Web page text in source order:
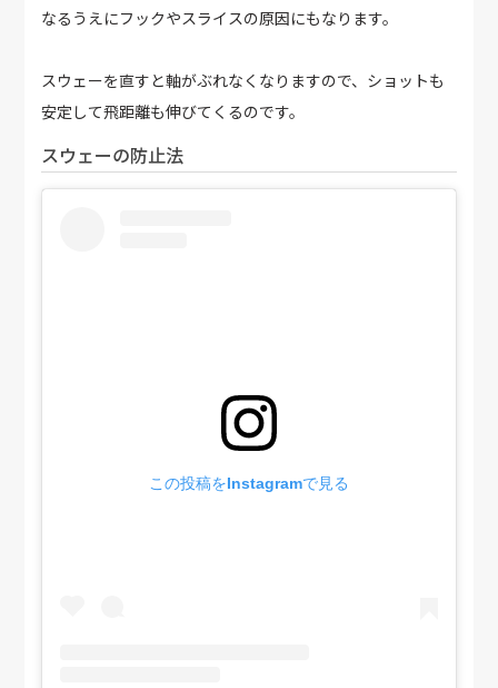
なるうえにフックやスライスの原因にもなります。
スウェーを直すと軸がぶれなくなりますので、ショットも
安定して飛距離も伸びてくるのです。
スウェーの防止法
この投稿をInstagramで見る